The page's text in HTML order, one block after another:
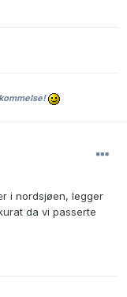
i nordsjøen, legger
da vi passerte